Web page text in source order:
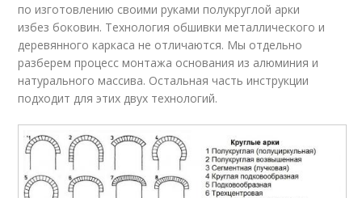
по изготовлению своими руками полукруглой арки
избез боковин. Технология обшивки металлического и
деревянного каркаса не отличаются. Мы отдельно
разберем процесс монтажа основания из алюминия и
натурального массива. Остальная часть инструкции
подходит для этих двух технологий.